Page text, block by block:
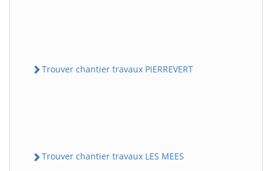
Trouver chantier travaux PIERREVERT
Trouver chantier travaux LES MEES